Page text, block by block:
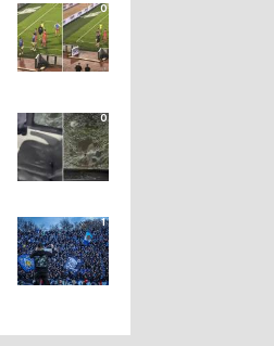
0
0
1